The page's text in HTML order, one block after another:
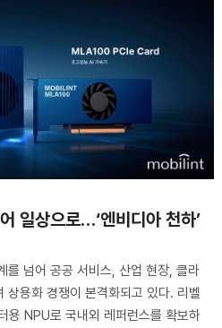
일상으로…‘엔비디아 천하’
를 넘어 공공 서비스, 산업 현장, 클라
상용화 경쟁이 본격화되고 있다. 리벨
용 NPU로 국내외 레퍼런스를 확보하